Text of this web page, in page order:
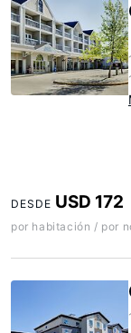
DESDE USD 172
por habitación / por